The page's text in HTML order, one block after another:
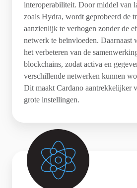
interoperabiliteit. Door middel van
zoals Hydra, wordt geprobeerd de
aanzienlijk te verhogen zonder de
netwerk te beïnvloeden. Daarnaast
het verbeteren van de
blockchains, zodat activa en
verschillende netwerken kunnen
Dit maakt Cardano aantrekkelijker
grote instellingen.